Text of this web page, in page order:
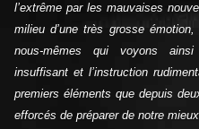
l’extrême par les mauvaises
milieu d’une très grosse
nous-mêmes qui voyons
insuffisant et l’instruction
premiers éléments que depuis
efforcés de préparer de notre